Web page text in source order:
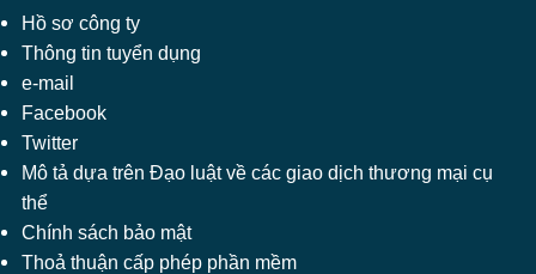
Hồ sơ công ty
Thông tin tuyển dụng
e-mail
Facebook
Twitter
Mô tả dựa trên Đạo luật về các giao dịch thương mại cụ
thể
Chính sách bảo mật
Thoả thuận cấp phép phần mềm